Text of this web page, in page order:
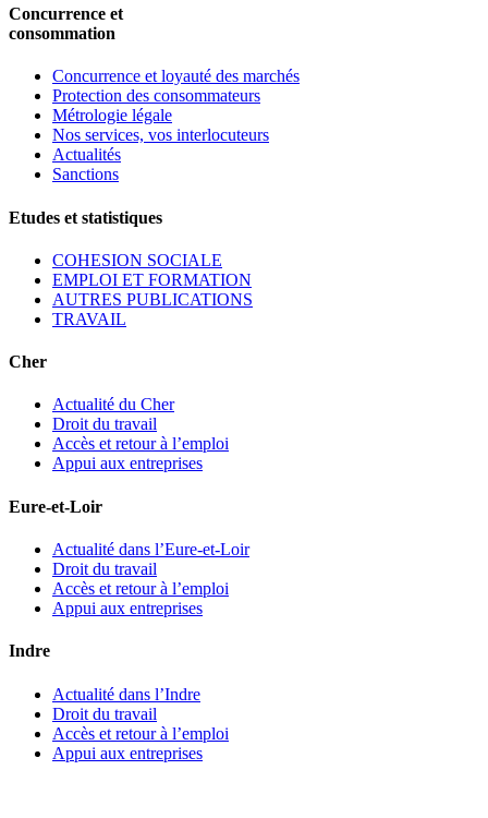
Concurrence et
consommation
Concurrence et loyauté des marchés
Protection des consommateurs
Métrologie légale
Nos services, vos interlocuteurs
Actualités
Sanctions
Etudes et statistiques
COHESION SOCIALE
EMPLOI ET FORMATION
AUTRES PUBLICATIONS
TRAVAIL
Cher
Actualité du Cher
Droit du travail
Accès et retour à l’emploi
Appui aux entreprises
Eure-et-Loir
Actualité dans l’Eure-et-Loir
Droit du travail
Accès et retour à l’emploi
Appui aux entreprises
Indre
Actualité dans l’Indre
Droit du travail
Accès et retour à l’emploi
Appui aux entreprises